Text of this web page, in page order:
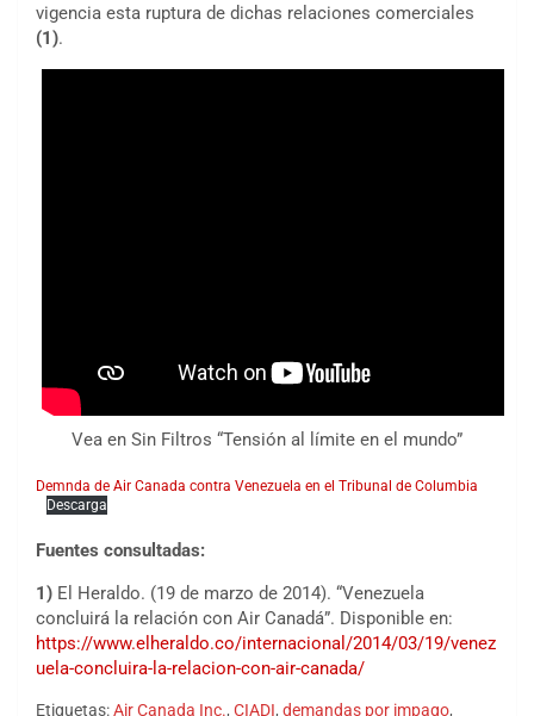
vigencia esta ruptura de dichas relaciones comerciales
(1).
Vea en Sin Filtros “Tensión al límite en el mundo”
Demnda de Air Canada contra Venezuela en el Tribunal de Columbia
Descarga
Fuentes consultadas:
1) El Heraldo. (19 de marzo de 2014). “Venezuela
concluirá la relación con Air Canadá”. Disponible en:
https://www.elheraldo.co/internacional/2014/03/19/venez
uela-concluira-la-relacion-con-air-canada/
Etiquetas:Air Canada Inc., CIADI, demandas por impago,